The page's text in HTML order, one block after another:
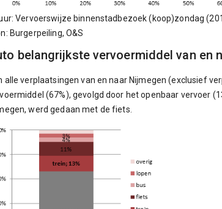
Vervoerswijze binnenstadbezoek (koop)zondag
Burgerpeiling, O&S
belangrijkste vervoermiddel van en
alle verplaatsingen van en naar Nijmegen (exclusief
(67%), gevolgd door het openbaar vervoer
werd gedaan met de fiets.